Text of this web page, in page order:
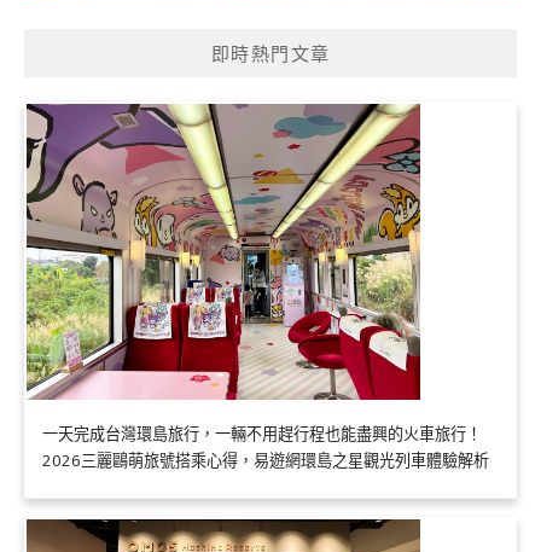
即時熱門文章
一天完成台灣環島旅行，一輛不用趕行程也能盡興的火車旅行！
2026三麗鷗萌旅號搭乘心得，易遊網環島之星觀光列車體驗解析